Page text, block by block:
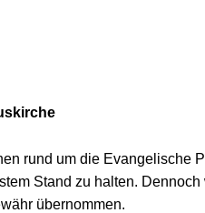
rund um die Evangelische
Stand zu halten.
übernommen.